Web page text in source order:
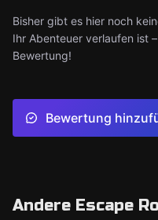
Bisher gibt es hier noch
Ihr Abenteuer verlaufen ist
Bewertung!
Bewertung
Andere Escape